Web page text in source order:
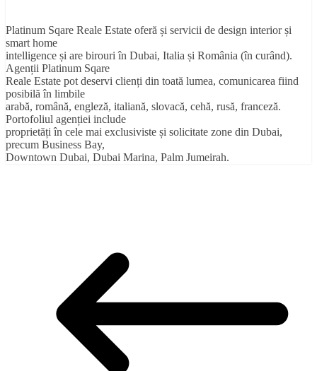
Platinum Sqare Reale Estate oferă și servicii de design interior și
smart home
intelligence și are birouri în Dubai, Italia și România (în curând).
Agenții Platinum Sqare
Reale Estate pot deservi clienți din toată lumea, comunicarea fiind
posibilă în limbile
arabă, română, engleză, italiană, slovacă, cehă, rusă, franceză.
Portofoliul agenției include
proprietăți în cele mai exclusiviste și solicitate zone din Dubai,
precum Business Bay,
Downtown Dubai, Dubai Marina, Palm Jumeirah.